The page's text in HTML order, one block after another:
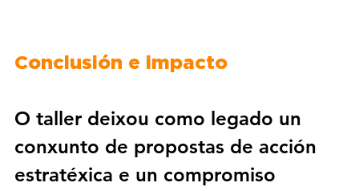
Conclusión e impacto
O taller deixou como legado un
conxunto de propostas de acción
estratéxica e un compromiso